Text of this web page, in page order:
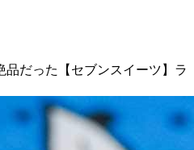
だった【セブンスイーツ】ラ